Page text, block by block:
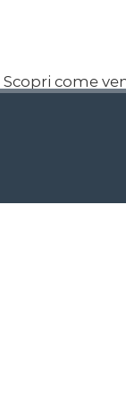
Scopri come